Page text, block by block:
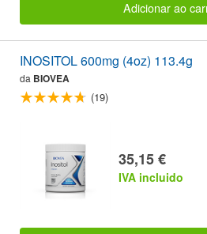
Adicionar ao
INOSITOL 600mg (4oz) 113.4g
da BIOVEA
(19)
35,15 €
IVA incluido